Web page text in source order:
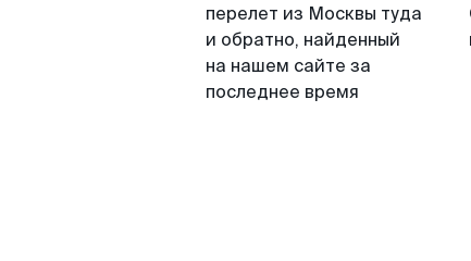
перелет из Москвы туда
и обратно, найденный
на нашем сайте за
последнее время